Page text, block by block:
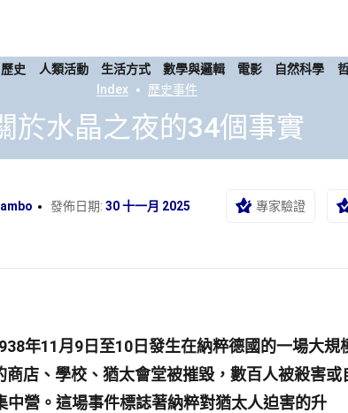
歷史 人類活動 生活方式 數學與邏輯 電影 自然科學
Index
歷史事件
於水晶之夜的34個事實
發佈日期: 30 十一月 2025 專家驗證
年11月9日至10日發生在納粹德國的一場大規
店、學校、猶太會堂被摧毀，數百人被殺害或
營。這場事件標誌著納粹對猶太人迫害的升